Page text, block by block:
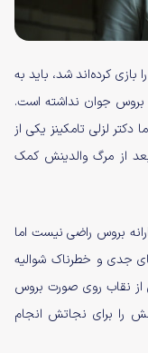
کرده‌اند شد، باید به
بروس جوان نداشته است.
لزلی تامکینز یکی از
از مرگ والدینش کمک
بروس راضی نیست اما
جدی و خطرناک شوالیه
از نقاب روی صورت بروس
را برای نجاتش انجام